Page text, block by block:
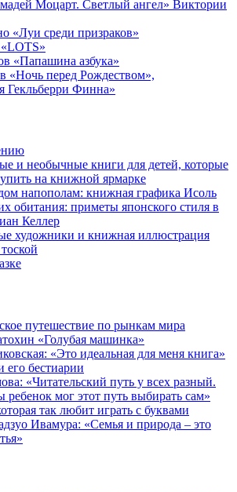
Моцарт. Светлый ангел» Виктории
«Луи среди призраков»
«Папашина азбука»
«Ночь перед Рождеством»,
Гекльберри Финна»
и необычные книги для детей, которые
на книжной ярмарке
напополам: книжная графика Исоль
обитания: приметы японского стиля в
Келлер
художники и книжная иллюстрация
путешествие по рынкам мира
«Голубая машинка»
«Это идеальная для меня книга»
бестиарии
«Читательский путь у всех разный.
ребенок мог этот путь выбирать сам»
так любит играть с буквами
Ивамура: «Семья и природа – это